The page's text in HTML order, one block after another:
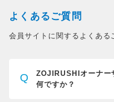
よくあるご質問
会員サイトに関するよくある
Q
ZOJIRUSHIオーナー
何ですか？